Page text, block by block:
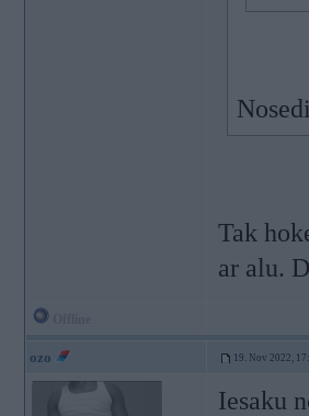
Tak
ar alu.
ozo 19. Nov 2022,
Iesaku